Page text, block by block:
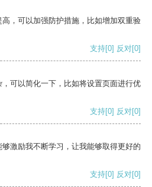
，可以加强防护措施，比如增加双重验
支持[0] 反对[0]
可以简化一下，比如将设置页面进行优
支持[0] 反对[0]
激励我不断学习，让我能够取得更好的
支持[0] 反对[0]